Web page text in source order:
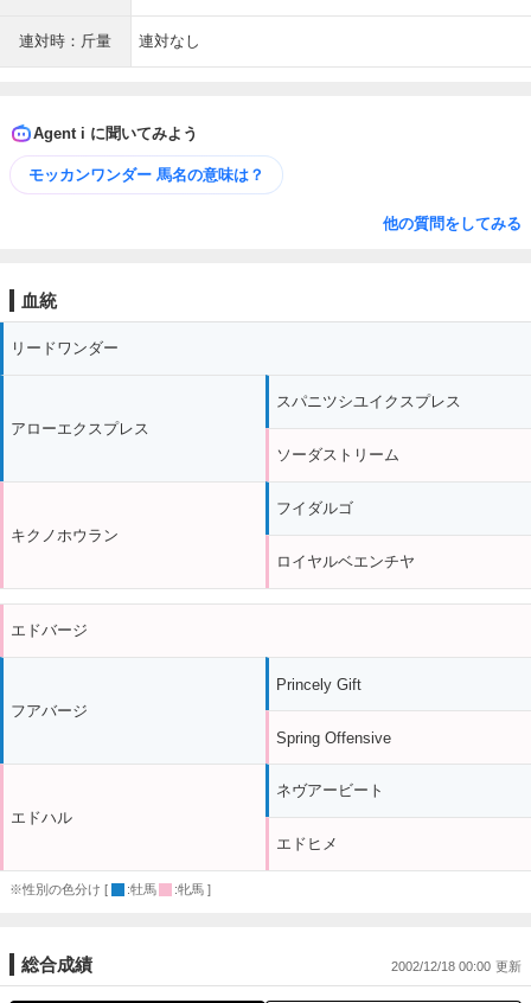
連対時：斤量 連対なし
Agent i に聞いてみよう
モッカンワンダー 馬名の意味は？
他の質問をしてみる
血統
リードワンダー
アローエクスプレス
キクノホウラン
スパニツシユイクスプレス
ソーダストリーム
フイダルゴ
ロイヤルベエンチヤ
エドバージ
フアバージ
エドハル
Princely Gift
Spring Offensive
ネヴアービート
エドヒメ
※性別の色分け [ :牡馬 :牝馬 ]
総合成績 2002/12/18 00:00